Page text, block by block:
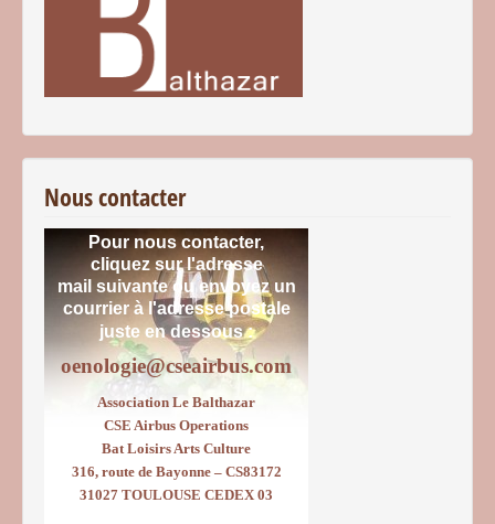
Nous contacter
Pour nous contacter,
cliquez sur l'adresse
mail suivante ou envoyez un
courrierà l'adresse postale
juste en dessous :
oenologie@cseairbus.com
Association Le Balthazar
CSE Airbus Operations
Bat Loisirs Arts Culture
316, route de Bayonne – CS83172
31027 TOULOUSE CEDEX 03